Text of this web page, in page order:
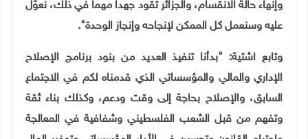
وإنهاء حالة الانقسام، والجزائر تقود جهدا مهما في ذلك، نعوّل
عليه وسنعمل كل الممكن لإنجاحه وإنجاز الوحدة".
وتابع اشتية: "بدأنا تنفيذ العديد من بنود برنامج الإصلاح
الإداري والمالي والمؤسساتي الذي قدمناه لكم في الاجتماع
السابق، والإصلاح بحاجة إلى وقت ودعم، وكذلك بناء ثقة
وتفهم من قبل الشعب الفلسطيني وشفافية في المعالجة